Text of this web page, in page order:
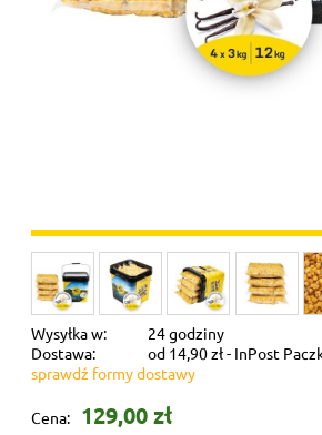
Wysyłka w:
24 godziny
Dostawa:
od 14,90 zł- InPost
Koszt dostawy zależy od wagi całego
sprawdź formy dostawy
Cena: 129,00 zł